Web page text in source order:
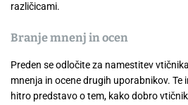
različicami.
Branje mnenj in ocen
Preden se odločite za namestitev
mnenja in ocene drugih uporabnikov.
hitro predstavo o tem, kako dobro